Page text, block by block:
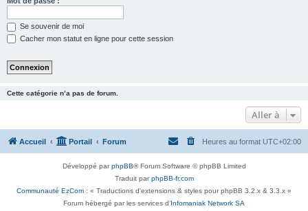
Se souvenir de moi
Cacher mon statut en ligne pour cette session
Cette catégorie n’a pas de forum.
Aller à
Accueil Portail Forum Heures au format UTC+02:00
Développé parphpBB® Forum Software © phpBB Limited
Traduit parphpBB-fr.com
Communauté EzCom : « Traductions d'extensions & styles pour phpBB 3.2.x & 3.3.x »
Forum hébergé par les services d’ Infomaniak Network SA